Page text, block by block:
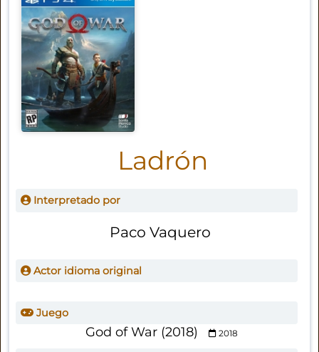
Ladrón
Interpretado por
Paco Vaquero
Actor idioma original
Juego
God of War (2018) 2018